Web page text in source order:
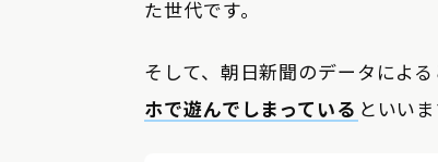
た世代です。
そして、朝日新聞のデータによる
ホで遊んでしまっている といいま